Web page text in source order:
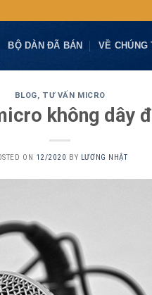
BỘ DÀN ĐÃ BÁN VỀ CHÚNG
BLOG, TƯ VẤN MICRO
không dây
ON 12/2020 BY LƯƠNG NHẬT